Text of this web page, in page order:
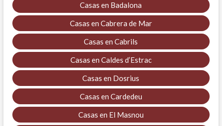
Casas en Badalona
Casas en Cabrera de Mar
Casas en Cabrils
Casas en Caldes d’Estrac
Casas en Dosrius
Casas en Cardedeu
Casas en El Masnou